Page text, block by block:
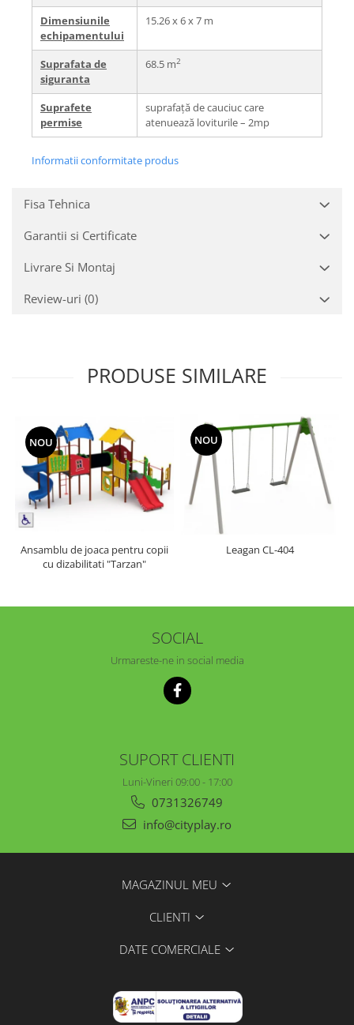
Dimensiunile
echipamentului
15.26 x 6 x 7 m
Suprafata de
siguranta
68.5 m2
Suprafete
permise
suprafață de cauciuc care
atenuează loviturile – 2mp
Informatii conformitate produs
Fisa Tehnica
Garantii si Certificate
Livrare Si Montaj
Review-uri (0)
PRODUSE SIMILARE
NOU
Ansamblu de joaca pentru copii
cu dizabilitati "Tarzan"
NOU
Leagan CL-404
SOCIAL
Urmareste-ne in social media
SUPORT CLIENTI
Luni-Vineri 09:00 - 17:00
0731326749
info@cityplay.ro
MAGAZINUL MEU
CLIENTI
DATE COMERCIALE